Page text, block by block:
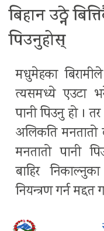
बिहान उठ्ने
पिउनुहोस्
मधुमेहका
त्यसमध्ये एउटा
पानी पिउनु हो ।
अलिकति मनतातो
मनतातो पानी
बाहिर
नियन्त्रण गर्न मद्दत